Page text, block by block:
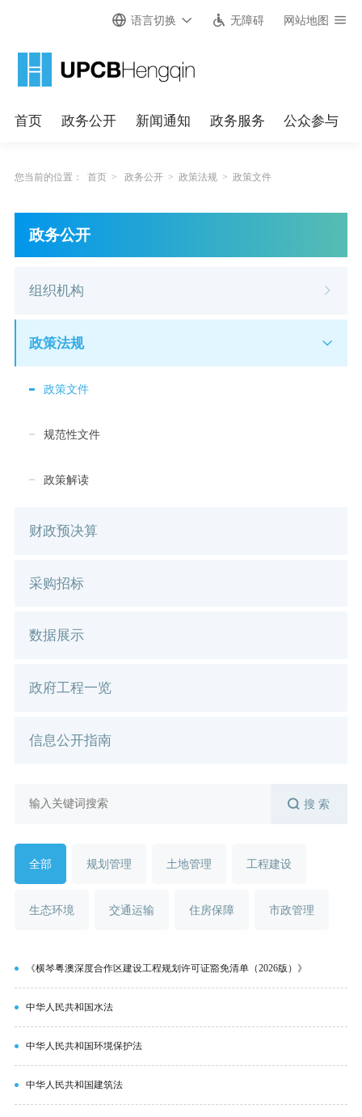
语言切换 无障碍 网站地图
首页 政务公开 新闻通知 政务服务 公众参与
您当前的位置： 首页 > 政务公开 > 政策法规 > 政策文件
政务公开
组织机构
政策法规
政策文件
规范性文件
政策解读
财政预决算
采购招标
数据展示
政府工程一览
信息公开指南
搜 索
全部 规划管理 土地管理 工程建设
生态环境 交通运输 住房保障 市政管理
《横琴粤澳深度合作区建设工程规划许可证豁免清单（2026版）》
中华人民共和国水法
中华人民共和国环境保护法
中华人民共和国建筑法